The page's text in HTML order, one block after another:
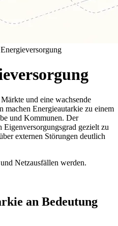
und eine wachsende
machen Energieautarkie zu einem
und Kommunen. Der
Eigenversorgungsgrad gezielt zu
externen Störungen deutlich
Netzausfällen werden.
an Bedeutung